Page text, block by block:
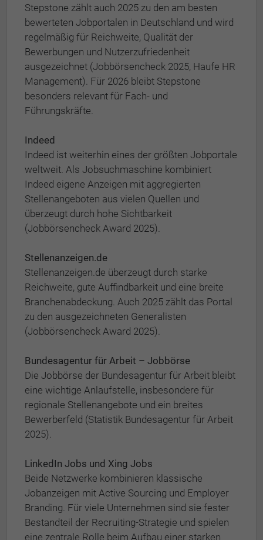
Stepstone zählt auch 2025 zu den am besten
bewerteten Jobportalen in Deutschland und wird
regelmäßig für Reichweite, Qualität der
Bewerbungen und Nutzerzufriedenheit
ausgezeichnet (Jobbörsencheck 2025, Haufe HR
Management). Für 2026 bleibt Stepstone
besonders relevant für Fach- und
Führungskräfte.
Indeed
Indeed ist weiterhin eines der größten Jobportale
weltweit. Als Jobsuchmaschine kombiniert
Indeed eigene Anzeigen mit aggregierten
Stellenangeboten aus vielen Quellen und
überzeugt durch hohe Sichtbarkeit
(Jobbörsencheck Award 2025).
Stellenanzeigen.de
Stellenanzeigen.de überzeugt durch starke
Reichweite, gute Auffindbarkeit und eine breite
Branchenabdeckung. Auch 2025 zählt das Portal
zu den ausgezeichneten Generalisten
(Jobbörsencheck Award 2025).
Bundesagentur für Arbeit – Jobbörse
Die Jobbörse der Bundesagentur für Arbeit bleibt
eine wichtige Anlaufstelle, insbesondere für
regionale Stellenangebote und ein breites
Bewerberfeld (Statistik Bundesagentur für Arbeit
2025).
LinkedIn Jobs und Xing Jobs
Beide Netzwerke kombinieren klassische
Jobanzeigen mit Active Sourcing und Employer
Branding. Für viele Unternehmen sind sie fester
Bestandteil der Recruiting-Strategie und spielen
eine zentrale Rolle beim Aufbau einer starken